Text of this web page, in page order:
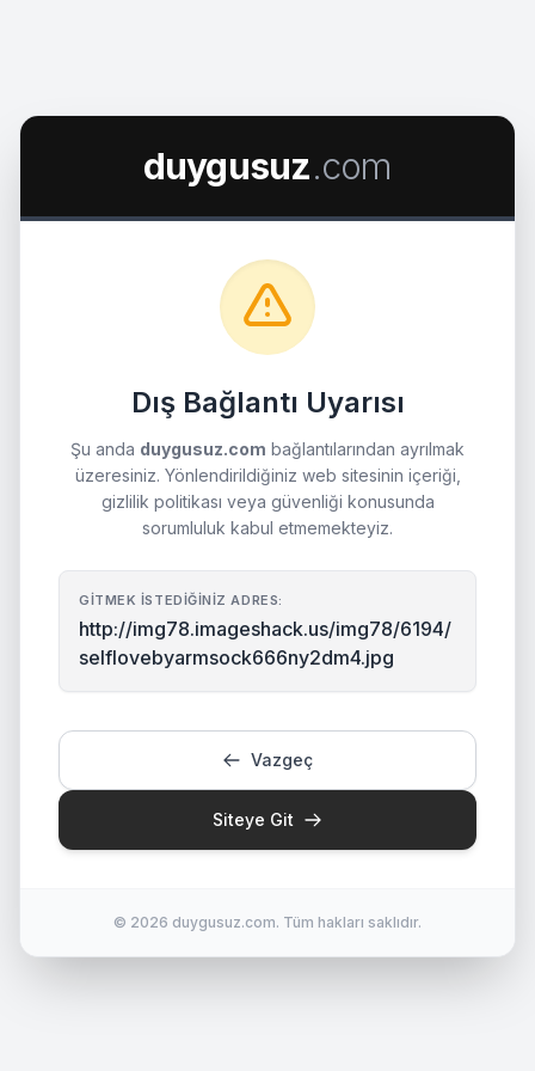
duygusuz.com
Dış Bağlantı Uyarısı
Şu anda duygusuz.com bağlantılarından ayrılmak
üzeresiniz. Yönlendirildiğiniz web sitesinin içeriği,
gizlilik politikası veya güvenliği konusunda
sorumluluk kabul etmemekteyiz.
GITMEK İSTEDIĞINIZ ADRES:
http://img78.imageshack.us/img78/6194/
selflovebyarmsock666ny2dm4.jpg
Vazgeç
Siteye Git
© 2026 duygusuz.com. Tüm hakları saklıdır.